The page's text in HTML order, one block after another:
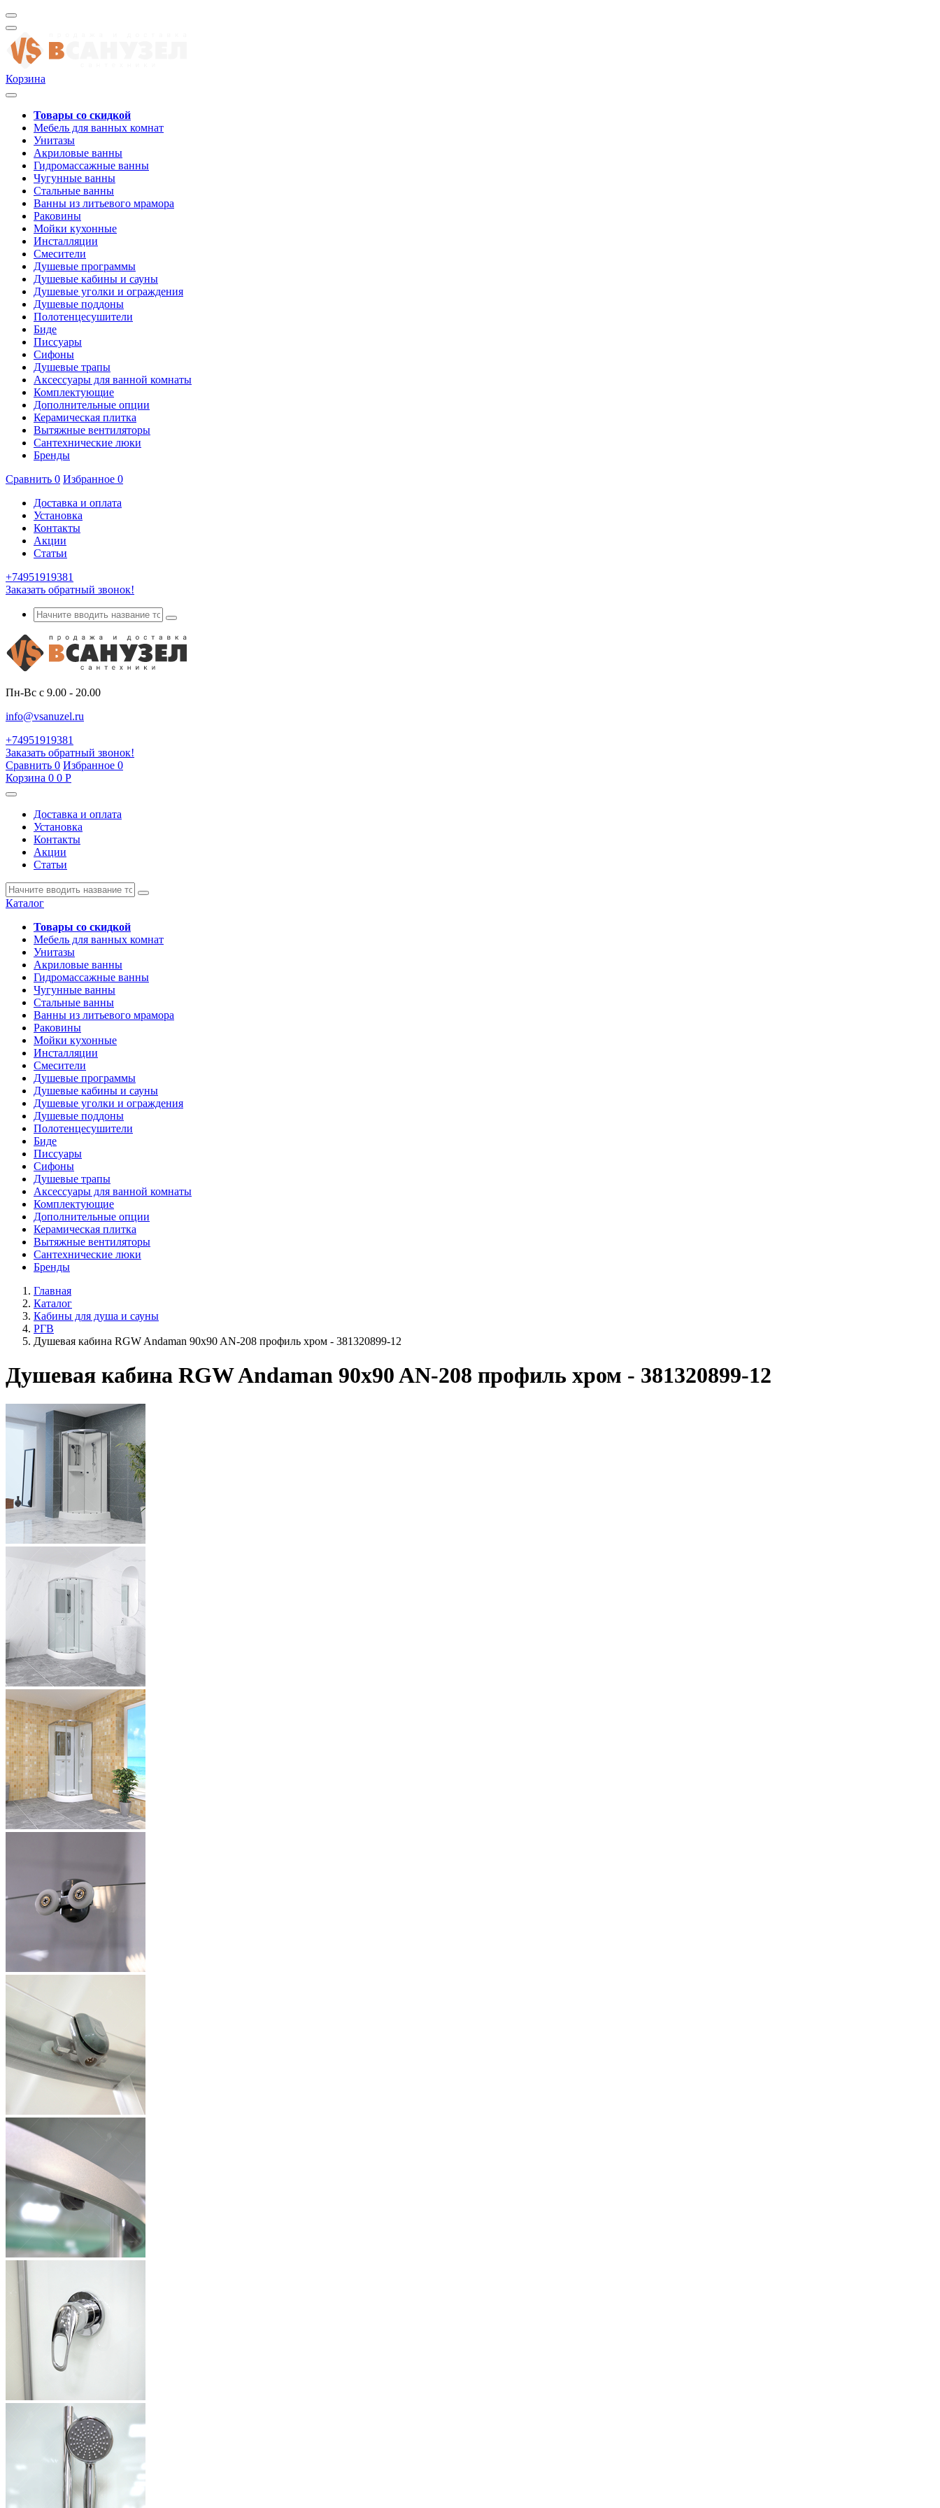
Корзина
Товары со скидкой
Мебель для ванных комнат
Унитазы
Акриловые ванны
Гидромассажные ванны
Чугунные ванны
Стальные ванны
Ванны из литьевого мрамора
Раковины
Мойки кухонные
Инсталляции
Смесители
Душевые программы
Душевые кабины и сауны
Душевые уголки и ограждения
Душевые поддоны
Полотенцесушители
Биде
Писсуары
Сифоны
Душевые трапы
Аксессуары для ванной комнаты
Комплектующие
Дополнительные опции
Керамическая плитка
Вытяжные вентиляторы
Сантехнические люки
Бренды
Сравнить 0 Избранное 0
Доставка и оплата
Установка
Контакты
Акции
Статьи
+74951919381
Заказать обратный звонок!
Пн-Вс с 9.00 - 20.00
info@vsanuzel.ru
+74951919381
Заказать обратный звонок!
Сравнить 0 Избранное 0
Корзина 0 0 Р
Доставка и оплата
Установка
Контакты
Акции
Статьи
Каталог
Товары со скидкой
Мебель для ванных комнат
Унитазы
Акриловые ванны
Гидромассажные ванны
Чугунные ванны
Стальные ванны
Ванны из литьевого мрамора
Раковины
Мойки кухонные
Инсталляции
Смесители
Душевые программы
Душевые кабины и сауны
Душевые уголки и ограждения
Душевые поддоны
Полотенцесушители
Биде
Писсуары
Сифоны
Душевые трапы
Аксессуары для ванной комнаты
Комплектующие
Дополнительные опции
Керамическая плитка
Вытяжные вентиляторы
Сантехнические люки
Бренды
Главная
Каталог
Кабины для душа и сауны
РГВ
Душевая кабина RGW Andaman 90x90 AN-208 профиль хром - 381320899-12
Душевая кабина RGW Andaman 90x90 AN-208 профиль хром - 381320899-12